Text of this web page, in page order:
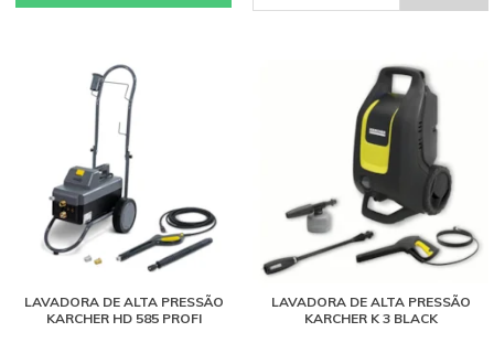
LAVADORA DE ALTA PRESSÃO
KARCHER HD 585 PROFI
LAVADORA DE ALTA PRESSÃO
KARCHER K 3 BLACK